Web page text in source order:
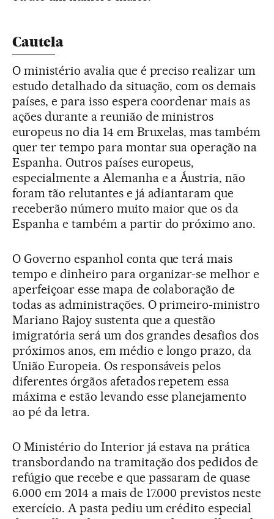
Cautela
O ministério avalia que é preciso realizar um
estudo detalhado da situação, com os demais
países, e para isso espera coordenar mais as
ações durante a reunião de ministros
europeus no dia 14 em Bruxelas, mas também
quer ter tempo para montar sua operação na
Espanha. Outros países europeus,
especialmente a Alemanha e a Áustria, não
foram tão relutantes e já adiantaram que
receberão número muito maior que os da
Espanha e também a partir do próximo ano.
O Governo espanhol conta que terá mais
tempo e dinheiro para organizar-se melhor e
aperfeiçoar esse mapa de colaboração de
todas as administrações. O primeiro-ministro
Mariano Rajoy sustenta que a questão
imigratória será um dos grandes desafios dos
próximos anos, em médio e longo prazo, da
União Europeia. Os responsáveis pelos
diferentes órgãos afetados repetem essa
máxima e estão levando esse planejamento
ao pé da letra.
O Ministério do Interior já estava na prática
transbordando na tramitação dos pedidos de
refúgio que recebe e que passaram de quase
6.000 em 2014 a mais de 17.000 previstos neste
exercício. A pasta pediu um crédito especial